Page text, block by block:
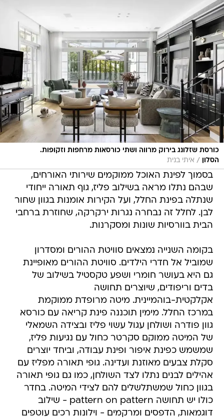
כורסת שזלונג בירוק מרווה ושתי כורסאות מרחפות וזקופות.
הסלון
/ איתי בנית
בסמוך לפינת האוכל ממוקמים שירותי האורחים,
שבהם נתלו מראה בשילוב פליז, גוף תאורה ייחודי
שנתלה בפינת החלל, ועל הקירות אומנות בגוון שחור
לבן. לחלל זה נבחרה נגרות ירקרקה, שחוזרת ברחבי
הבית בוורסיות שונות ומסקרנות.
בקומה השנייה נמצאים סוויטת ההורים ומסדרון
שמוביל אל חדרי הילדים. סוויטת ההורים מאופיינת
גם היא בעושר חומרי ושפע טקסטיל בשילוב של
בדים וריפודים, שיוצרים תחושה
אקלקטית-בוהמיינית. מיטה מרופדת ממוקמת
במרכז החלל. מימין תוכננה פינת קריאה עם כורסא
גוון פודרה ושולחן עגול עשוי פליז ובצידה השמאלי
של המיטה ממוקם סקרטר כחול עם נגיעות פליז,
שמשמש כפינת איפור ופינת עבודה, וביחד יוצרים
סקלת צבעים מאוזנת ועדינה. גופי תאורה מפליז עם
אהילים לבנים נתלו לצד השולחן, כמו גם גופי תאורה
בגוון כחול שמשתלשלים להם לצידי המיטה. בחדר
כולו יש תחושה pattern on pattern - שילוב
דוגמאות, הדפסים ומרקמים - וילונות רכים עוטפים